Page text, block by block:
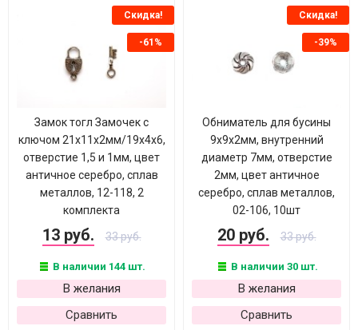
Скидка!
-61%
Замок тогл Замочек с
ключом 21х11х2мм/19х4х6,
отверстие 1,5 и 1мм, цвет
античное серебро, сплав
металлов, 12-118, 2
комплекта
13 руб. 33 руб.
В наличии 144 шт.
В желания
Сравнить
Скидка!
-39%
Обниматель для бусины
9х9х2мм, внутренний
диаметр 7мм, отверстие
2мм, цвет античное
серебро, сплав металлов,
02-106, 10шт
20 руб. 33 руб.
В наличии 30 шт.
В желания
Сравнить